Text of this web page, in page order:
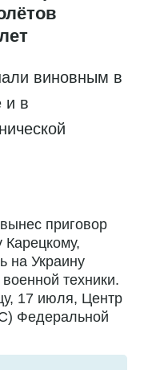
виновным в
и в
приговор
Карецкому,
на Украину
техники.
17 июля, Центр
Федеральной